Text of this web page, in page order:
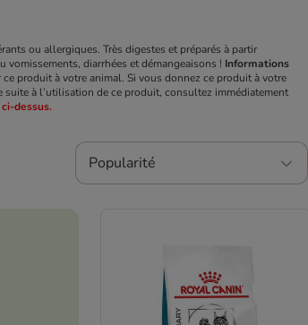
ou allergiques. Très digestes et préparés à partir
diarrhées et démangeaisons ! Informations
produit à votre animal. Si vous donnez ce produit à votre
à l’utilisation de ce produit, consultez immédiatement
dessus.
Popularité